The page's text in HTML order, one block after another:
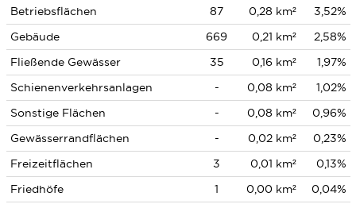
Betriebsflächen 87 0,28 km²
3,52%
Gebäude
669 0,21 km²
2,58%
Fließende Gewässer
35 0,16 km²
1,97%
Schienenverkehrsanlagen
- 0,08 km²
1,02%
Sonstige Flächen
- 0,08 km²
0,96%
Gewässerrandflächen
- 0,02 km²
0,23%
Freizeitflächen
3 0,01 km²
0,13%
Friedhöfe
1 0,00 km²
0,04%